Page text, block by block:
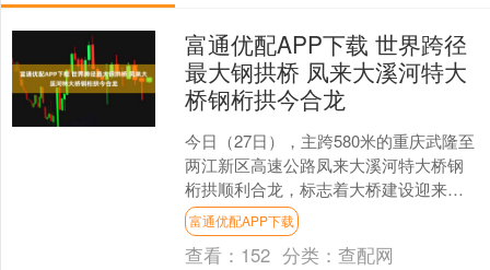
富通优配APP下载 世界跨径
最大钢拱桥 凤来大溪河特大
桥钢桁拱今合龙
今日（27日），主跨580米的重庆武隆至
两江新区高速公路凤来大溪河特大桥钢
桁拱顺利合龙，标志着大桥建设迎来万
吨悬臂体系转换的重大节点。据施工方
中铁八局介绍，凤来....
富通优配APP下载
查看： 152 分类：查配网